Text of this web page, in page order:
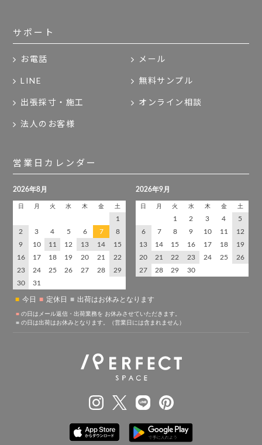
サポート
お電話 メール
LINE 無料サンプル
出張採寸・施工 オンライン相談
法人のお客様
営業日カレンダー